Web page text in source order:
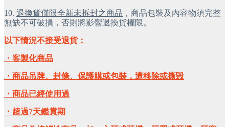
10. 退換貨僅限全新未拆封之商品 ，商品包裝及內容物須完整
無缺不可破損，否則將影響退換貨權限。
以下情況不接受退貨：
・客製化商品
・商品吊牌、封條、保護膜或包裝，遭移除或撕毀
・商品已經使用過
・超過7天鑑賞期